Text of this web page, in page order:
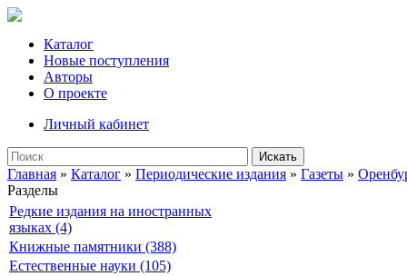
Каталог
Новые поступления
Авторы
О проекте
Личный кабинет
Искать
Главная » Каталог » Периодические издания » Газеты »
Разделы
Редкие издания на иностранных
языках (4)
Книжные памятники (388)
Естественные науки (105)